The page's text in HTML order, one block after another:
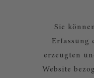
Sie
Erfassung
erzeugten
Website